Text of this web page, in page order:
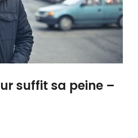
suffit sa peine –